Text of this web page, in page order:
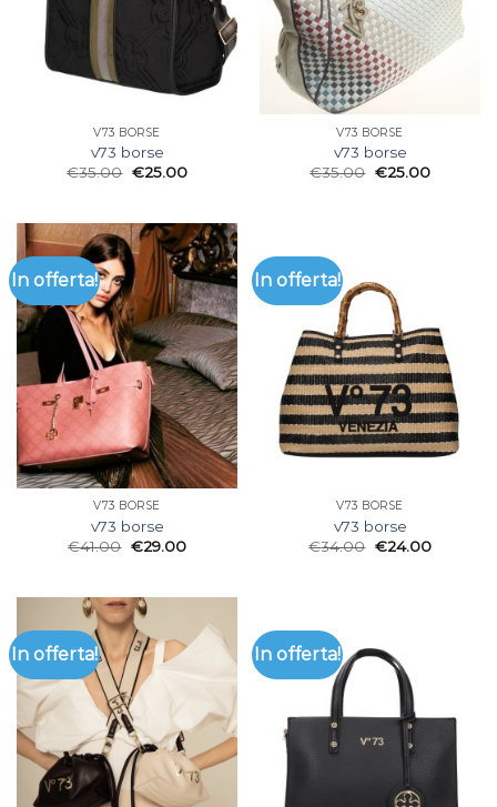
V73 BORSE
v73 borse
€35.00 €25.00
V73 BORSE
v73 borse
€35.00 €25.00
In offerta!
V73 BORSE
v73 borse
€41.00 €29.00
In offerta!
V73 BORSE
v73 borse
€34.00 €24.00
In offerta! In offerta!